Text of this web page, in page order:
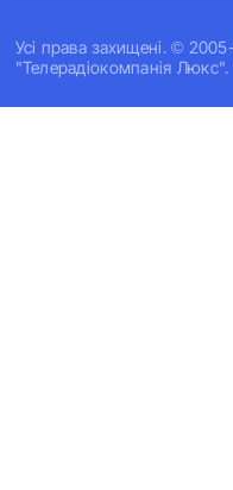
Усi права захищенi. ©
"Телерадіокомпанія